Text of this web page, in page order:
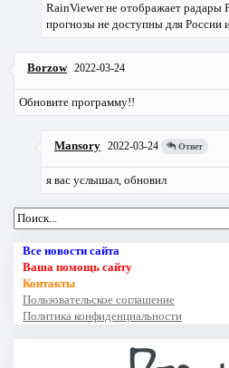
RainViewer не отображает радары
прогнозы не доступны для России
Borzow 2022-03-24
Обновите программу!!
Mansory 2022-03-24 Ответ
я вас услышал, обновил
Все новости сайта
Ваша помощь сайту
Контакты
Пользовательское соглашение
Политика конфиденциальности